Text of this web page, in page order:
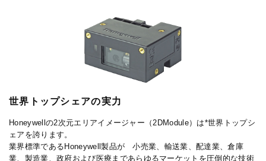
世界トップシェアの実力
Honeywellの2次元エリアイメージャー（2DModule）は*世界トップシ
ェアを誇ります。
業界標準であるHoneywell製品が 小売業、輸送業、配達業、倉庫
業、製造業、政府および医療まであらゆるマーケットを圧倒的な技術